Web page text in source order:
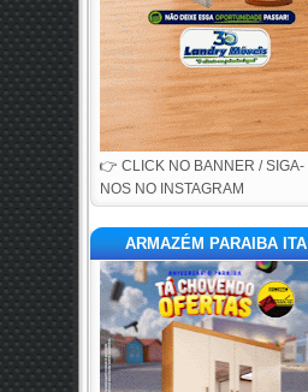
👉 CLICK NO BANNER / SIGA-
NOS NO INSTAGRAM
ARMAZÉM PARAIBA ITA